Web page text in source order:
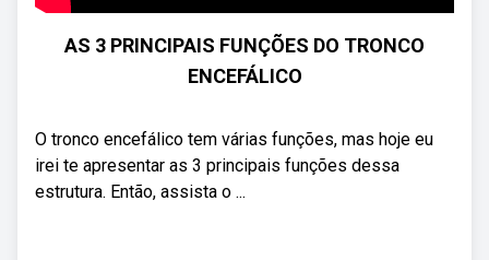
AS 3 PRINCIPAIS FUNÇÕES DO TRONCO
ENCEFÁLICO
O tronco encefálico tem várias funções, mas hoje eu
irei te apresentar as 3 principais funções dessa
estrutura. Então, assista o ...